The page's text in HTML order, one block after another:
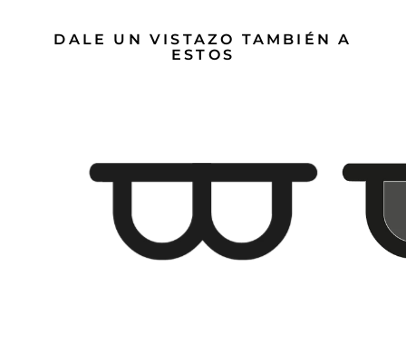
DALE UN VISTAZO TAMBIÉN A
ESTOS